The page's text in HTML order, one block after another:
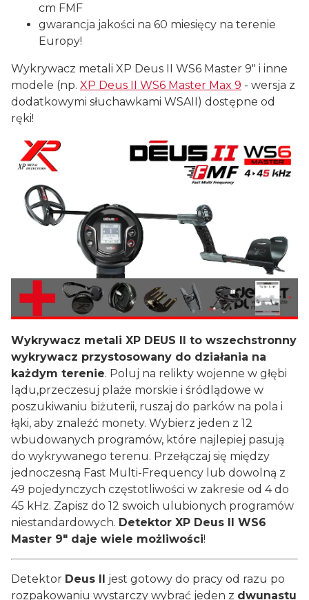
cm FMF
gwarancja jakości na 60 miesięcy na terenie
Europy!
Wykrywacz metali XP Deus II WS6 Master 9" i inne
modele (np. XP Deus II WS6 Master Max 9 - wersja z
dodatkowymi słuchawkami WSAII) dostępne od
ręki!
Wykrywacz metali XP DEUS II to wszechstronny
wykrywacz przystosowany do działania na
każdym terenie. Poluj na relikty wojenne w głębi
lądu,przeczesuj plaże morskie i śródlądowe w
poszukiwaniu biżuterii, ruszaj do parków na pola i
łąki, aby znaleźć monety. Wybierz jeden z 12
wbudowanych programów, które najlepiej pasują
do wykrywanego terenu. Przełączaj się między
jednoczesną Fast Multi-Frequency lub dowolną z
49 pojedynczych częstotliwości w zakresie od 4 do
45 kHz. Zapisz do 12 swoich ulubionych programów
niestandardowych. Detektor XP Deus II WS6
Master 9" daje wiele możliwości!
Detektor Deus II jest gotowy do pracy od razu po
rozpakowaniu wystarczy wybrać jeden z dwunastu